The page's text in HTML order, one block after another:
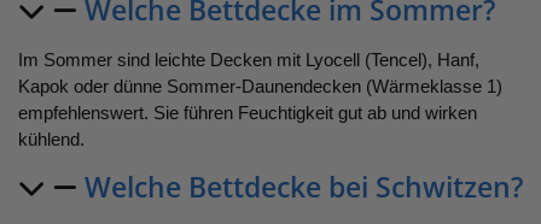
Welche Bettdecke im Sommer?
Im Sommer sind leichte Decken mit Lyocell (Tencel), Hanf,
Kapok oder dünne Sommer-Daunendecken (Wärmeklasse 1)
empfehlenswert. Sie führen Feuchtigkeit gut ab und wirken
kühlend.
Welche Bettdecke bei Schwitzen?